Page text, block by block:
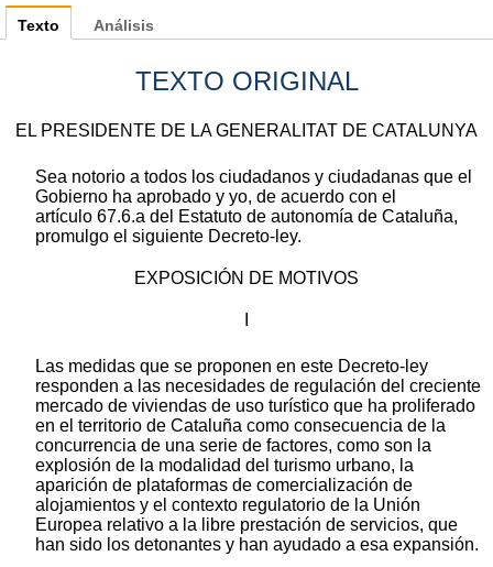
Texto
TEXTO ORIGINAL
EL PRESIDENTE DE LA GENERALITAT DE CATALUNYA
Sea notorio a todos los ciudadanos y ciudadanas que el
Gobierno ha aprobado y yo, de acuerdo con el
artículo 67.6.a del Estatuto de autonomía de Cataluña,
promulgo el siguiente Decreto-ley.
EXPOSICIÓN DE MOTIVOS
Las medidas que se proponen en este Decreto-ley
responden a las necesidades de regulación del creciente
mercado de viviendas de uso turístico que ha proliferado
en el territorio de Cataluña como consecuencia de la
concurrencia de una serie de factores, como son la
explosión de la modalidad del turismo urbano, la
aparición de plataformas de comercialización de
alojamientos y el contexto regulatorio de la Unión
Europea relativo a la libre prestación de servicios, que
han sido los detonantes y han ayudado a esa expansión.
Análisis